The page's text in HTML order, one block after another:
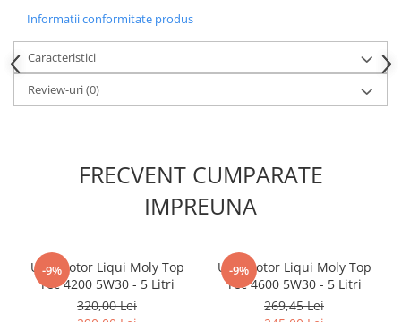
Kit lant distributie
Pompa apa
Transmisie
Kit transmisie
Directie/stabilizare
Cap de bara
Caroserie
Amortizor capota
Cod OE: 83222305396
83225A92866
Informatii conformitate produs
Caracteristici
Review-uri(0)
FRECVENT CUMPARATE
IMPREUNA
-9%
Ulei motor Liqui Moly Top
Tec 4200 5W30 - 5 Litri
320,00 Lei
-9%
Ulei motor Liqui Moly Top
Tec 4600 5W30 - 5 Litri
269,45 Lei